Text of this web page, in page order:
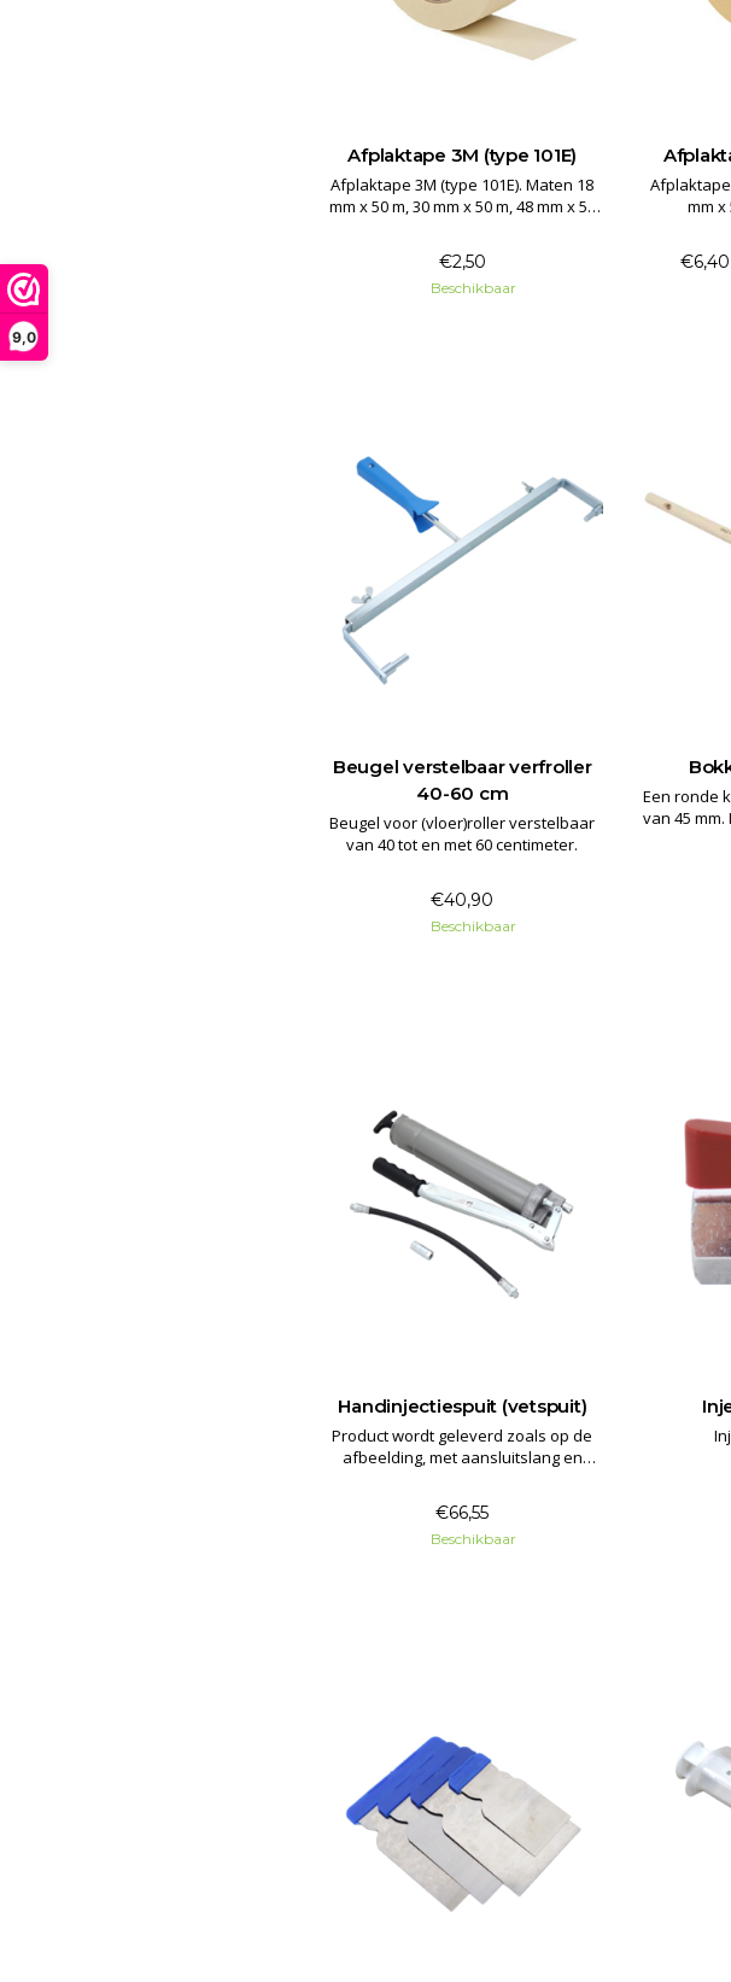
9,0
Afplaktape 3M (type 101E)
Afplaktape 3M (type 101E). Maten 18
mm x 50 m, 30 mm x 50 m, 48 mm x 50
€2,50
Beschikbaar
Afplaktape
mm x
€6,40
Beugel verstelbaar verfroller
40-60 cm
Beugel voor (vloer)roller verstelbaar
van 40 tot en met 60 centimeter.
€40,90
Beschikbaar
Een ronde
van 45
Handinjectiespuit (vetspuit)
Product wordt geleverd zoals op de
afbeelding, met aansluitslang en
€66,55
Beschikbaar